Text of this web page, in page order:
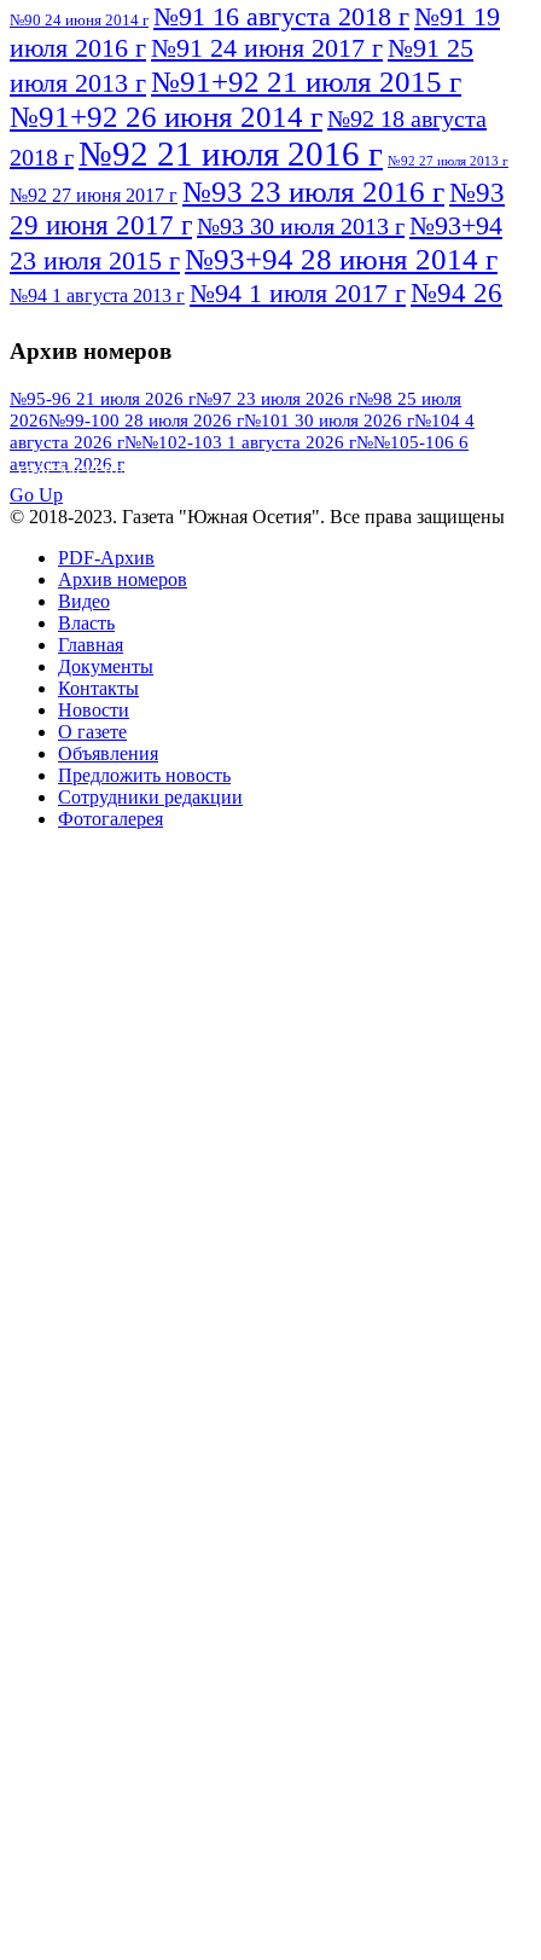
№90 24 июня 2014 г №91 16 августа 2018 г№91 19
июля 2016 г№91 24 июня 2017 г№91 25
июля 2013 г№91+92 21 июля 2015 г
№91+92 26 июня 2014 г№92 18 августа
2018 г№92 21 июля 2016 г №92 27 июля 2013 г
№92 27 июня 2017 г №93 23 июля 2016 г№93
29 июня 2017 г№93 30 июля 2013 г№93+94
23 июля 2015 г№93+94 28 июня 2014 г
№94 1 августа 2013 г №94 1 июля 2017 г№94 26
№95 7 августа 2012 г
№95 28 июля 2016 г№95+96 3 августа
2013 г№96 6 июля 2017 г№96 9 августа
2012 г №96 28 июля 2015 г
№96+97 30 июля 2016 г
№97 11 августа 2012 г
№97 30 июля 2015 г
№98 2 августа 2016 г
августа 2013 г
№98+99 11 июля 2017 г
августа 2016 г
августа 2012 г
Архив номеров
№95-96 21 июля 2026 г№97 23 июля 2026 г№98 25 июля
2026№99-100 28 июля 2026 г№101 30 июля 2026 г№104 4
августа 2026 г№№102-103 1 августа 2026 г№№105-106 6
августа 2026 г
ПОСМОТРЕТЬ ВСЕ
Go Up
© 2018-2023. Газета "Южная Осетия". Все права защищены
PDF-Архив
Архив номеров
Видео
Власть
Главная
Документы
Контакты
Новости
О газете
Объявления
Предложить новость
Сотрудники редакции
Фотогалерея